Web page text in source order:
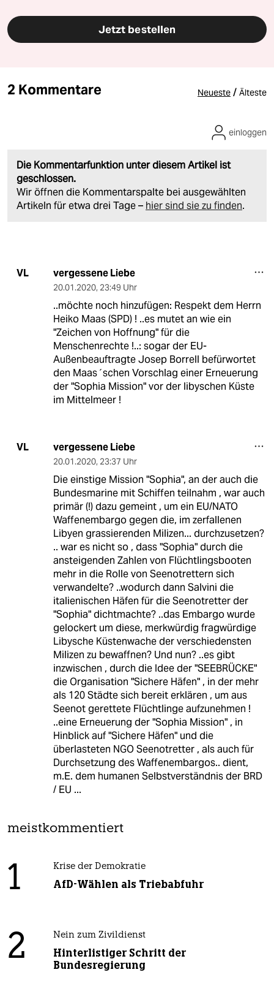
Jetzt bestellen
2 Kommentare Neueste / Älteste
Die Kommentarfunktion unter diesem Artikel ist
geschlossen.
Wir öffnen die Kommentarspalte bei ausgewählten
Artikeln für etwa drei Tage – hier sind sie zu finden.
einloggen
VL vergessene Liebe
20.01.2020, 23:49 Uhr
..möchte noch hinzufügen: Respekt dem Herrn
Heiko Maas (SPD) ! ..es mutet an wie ein
"Zeichen von Hoffnung" für die
Menschenrechte !..: sogar der EU-
Außenbeauftragte Josep Borrell befürwortet
den Maas´schen Vorschlag einer Erneuerung
der "Sophia Mission" vor der libyschen Küste
im Mittelmeer !
VL vergessene Liebe
20.01.2020, 23:37 Uhr
Die einstige Mission "Sophia", an der auch die
Bundesmarine mit Schiffen teilnahm , war auch
primär (!) dazu gemeint , um ein EU/NATO
Waffenembargo gegen die, im zerfallenen
Libyen grassierenden Milizen... durchzusetzen?
.. war es nicht so , dass "Sophia" durch die
ansteigenden Zahlen von Flüchtlingsbooten
mehr in die Rolle von Seenotrettern sich
verwandelte? ..wodurch dann Salvini die
italienischen Häfen für die Seenotretter der
"Sophia" dichtmachte? ..das Embargo wurde
gelockert um diese, merkwürdig fragwürdige
Libysche Küstenwache der verschiedensten
Milizen zu bewaffnen? Und nun? ..es gibt
inzwischen , durch die Idee der "SEEBRÜCKE"
die Organisation "Sichere Häfen" , in der mehr
als 120 Städte sich bereit erklären , um aus
Seenot gerettete Flüchtlinge aufzunehmen !
..eine Erneuerung der "Sophia Mission" , in
Hinblick auf "Sichere Häfen" und die
überlasteten NGO Seenotretter , als auch für
Durchsetzung des Waffenembargos.. dient,
m.E. dem humanen Selbstverständnis der BRD
/ EU ...
meistkommentiert
1 Krise der Demokratie
AfD-Wählen als Triebabfuhr
2 Nein zum Zivildienst
Hinterlistiger Schritt der
Bundesregierung